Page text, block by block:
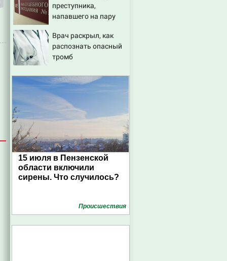
преступника,
напавшего на пару
Врач раскрыл, как
распознать опасный
тромб
15 июля в Пензенской
области включили
сирены. Что случилось?
Проиcшествия